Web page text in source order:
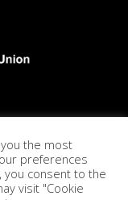
the most
preferences
you consent to the
visit "Cookie